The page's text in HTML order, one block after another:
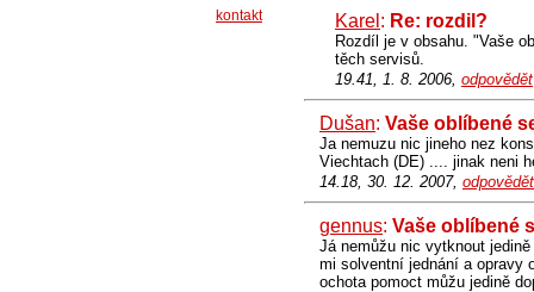
Karel : Re: rozdil?
Rozdíl je v obsahu. "Vaše
těch servisů.
19.41, 1. 8. 2006, odpovědět
Dušan: Vaše oblíbené
Ja nemuzu nic jineho nez
Viechtach (DE) .... jinak neni
14.18, 30. 12. 2007, odpovědět
gennus: Vaše oblíbené
Já nemůžu nic vytknout
mi solventní jednání a opravy
ochota pomoct můžu jedině
kontakt